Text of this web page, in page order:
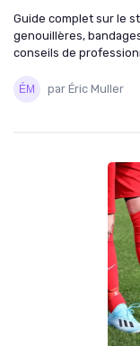
Guide complet sur le
genouillères,
conseils de
par Éric Muller